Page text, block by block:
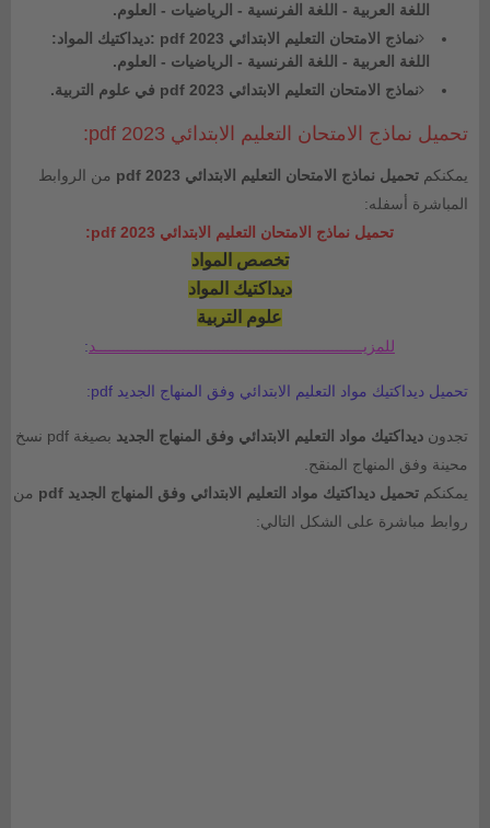
اللغة العربية - اللغة الفرنسية - الرياضيات - العلوم.
نماذج الامتحان التعليم الابتدائي 2023 pdf :ديداكتيك المواد:
اللغة العربية - اللغة الفرنسية - الرياضيات - العلوم.
نماذج الامتحان التعليم الابتدائي 2023 pdf في علوم التربية.
تحميل نماذج الامتحان التعليم الابتدائي 2023 pdf:
يمكنكم تحميل نماذج الامتحان التعليم الابتدائي 2023 pdf
من الروابط
المباشرة أسفله:
تحميل نماذج الامتحان التعليم الابتدائي 2023 pdf:
تخصص المواد
ديداكتيك المواد
علوم التربية
للمزيـــــــــــــــــــــــــــــــــــــــــــــــــــــــــــــد:
تحميل ديداكتيك مواد التعليم الابتدائي وفق المنهاج الجديد pdf:
تجدون ديداكتيك مواد التعليم الابتدائي وفق المنهاج الجديد
بصيغة pdf نسخ
محينة وفق المنهاج المنقح.
يمكنكم تحميل ديداكتيك مواد التعليم الابتدائي وفق المنهاج الجديد pdf
من
روابط مباشرة على الشكل التالي: